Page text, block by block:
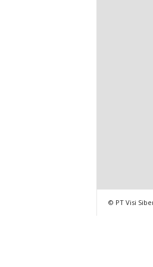
© PT Visi